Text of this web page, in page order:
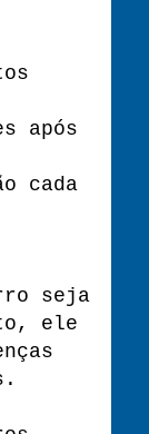
após
cada
seja
ele